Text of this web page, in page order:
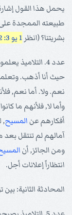
يحمل هذا القول
طبيعته الممجدة
بشريتنا؟ (انظر 1 يو 3: 2
عدد 4. التلاميذ
حيث أنا أذهب.
نعم. ولا. أما نعم,
وأما لا, فلأنهم ما
أفكارهم عن المسيح
آمالهم لم تنتقل بعد
ومن الجائز, أن
انتظاراً إعلانات أجل.
المحادثة الثانية: